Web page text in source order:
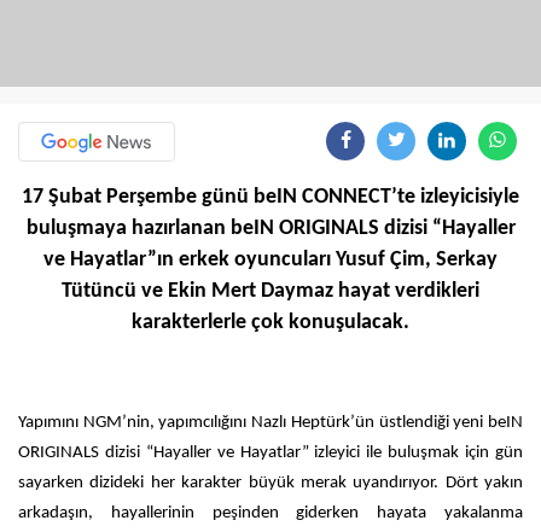
17 Şubat Perşembe günü beIN CONNECT’te izleyicisiyle
buluşmaya hazırlanan beIN ORIGINALS dizisi “Hayaller
ve Hayatlar”ın erkek oyuncuları Yusuf Çim, Serkay
Tütüncü ve Ekin Mert Daymaz hayat verdikleri
karakterlerle çok konuşulacak.
Yapımını NGM’nin, yapımcılığını Nazlı Heptürk’ün üstlendiği yeni beIN
ORIGINALS dizisi “Hayaller ve Hayatlar” izleyici ile buluşmak için gün
sayarken dizideki her karakter büyük merak uyandırıyor. Dört yakın
arkadaşın, hayallerinin peşinden giderken hayata yakalanma